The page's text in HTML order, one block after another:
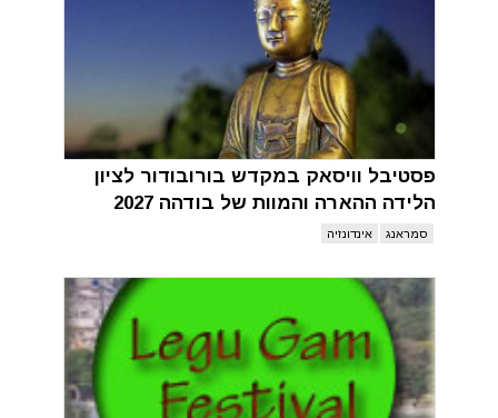
פסטיבל וויסאק במקדש בורובודור לציון
הלידה ההארה והמוות של בודהה 2027
סמראנג אינדונזיה